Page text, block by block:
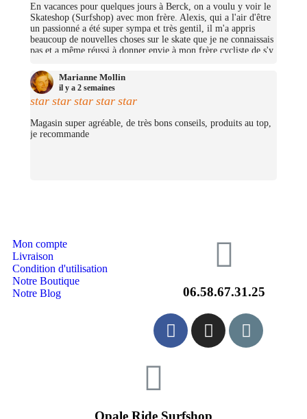
En vacances pour quelques jours à Berck, on a voulu y voir le
Skateshop (Surfshop) avec mon frère. Alexis, qui a l'air d'être
un passionné a été super sympa et très gentil, il m'a appris
beaucoup de nouvelles choses sur le skate que je ne connaissais
pas et a même réussi à donner envie à mon frère cycliste de s'y
j'ai pu me prendre quelques petites choses et on repassera très
certainement un jour pour nous prendre un cruiser chacun.
(Merciii encore pour les stickers offerts !
Marianne Mollin
il y a 2 semaines
star star star star star
Magasin super agréable, de très bons conseils, produits au top,
je recommande
Mon compte
Livraison
Condition d'utilisation
Notre Boutique
Notre Blog
06.58.67.31.25
Opale Ride Surfshop